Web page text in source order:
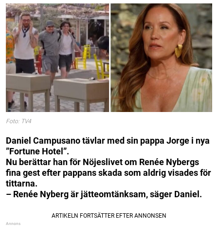
Foto: TV4
Daniel Campusano tävlar med sin pappa Jorge i nya
”Fortune Hotel”.
Nu berättar han för Nöjeslivet om Renée Nybergs
fina gest efter pappans skada som aldrig visades för
tittarna.
– Renée Nyberg är jätteomtänksam, säger Daniel.